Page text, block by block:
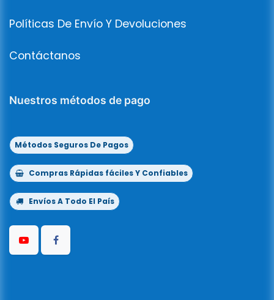
Políticas De Envío Y Devoluciones
Contáctanos
Nuestros métodos de pago
Métodos Seguros De Pagos
Compras Rápidas fáciles Y Confiables
Envíos A Todo El País